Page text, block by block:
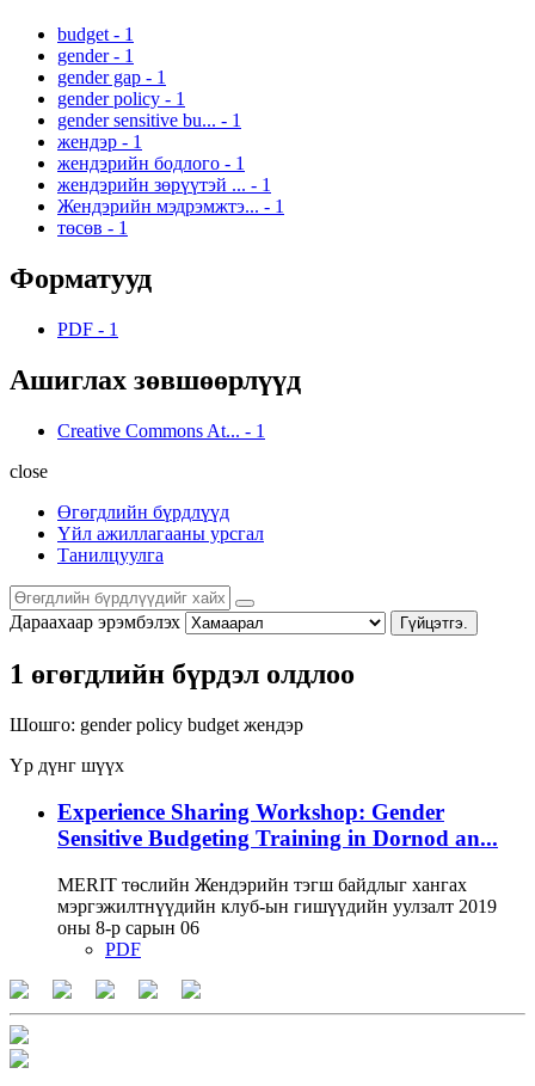
budget - 1
gender - 1
gender gap - 1
gender policy - 1
gender sensitive bu... - 1
жендэр - 1
жендэрийн бодлого - 1
жендэрийн зөрүүтэй ... - 1
Жендэрийн мэдрэмжтэ... - 1
төсөв - 1
Форматууд
PDF - 1
Ашиглах зөвшөөрлүүд
Creative Commons At... - 1
close
Өгөгдлийн бүрдлүүд
Үйл ажиллагааны урсгал
Танилцуулга
Дараахаар эрэмбэлэх Гүйцэтгэ.
1 өгөгдлийн бүрдэл олдлоо
Шошго: gender policy budget жендэр
Үр дүнг шүүх
Experience Sharing Workshop: Gender
Sensitive Budgeting Training in Dornod an...
MERIT төслийн Жендэрийн тэгш байдлыг хангах
мэргэжилтнүүдийн клуб-ын гишүүдийн уулзалт 2019
оны 8-р сарын 06
PDF